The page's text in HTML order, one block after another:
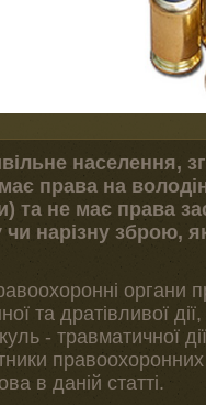
населення,
права на
та не має права
нарізну зброю,
органи
та дратівливої
- травматичної
правоохоронних
в даній статті.